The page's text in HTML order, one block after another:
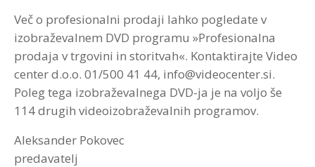
Več o profesionalni prodaji lahko pogledate v
izobraževalnem DVD programu »Profesionalna
prodaja v trgovini in storitvah«. Kontaktirajte Video
center d.o.o. 01/500 41 44, info@videocenter.si.
Poleg tega izobraževalnega DVD-ja je na voljo še
114 drugih videoizobraževalnih programov.
Aleksander Pokovec
predavatelj